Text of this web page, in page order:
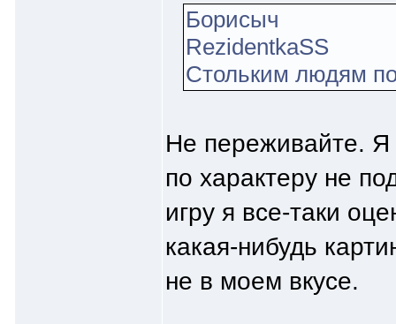
Борисыч
RezidentkaSS
Стольким людям
Не переживайте. Я
по характеру не
игру я все-таки
какая-нибудь
не в моем вкусе.